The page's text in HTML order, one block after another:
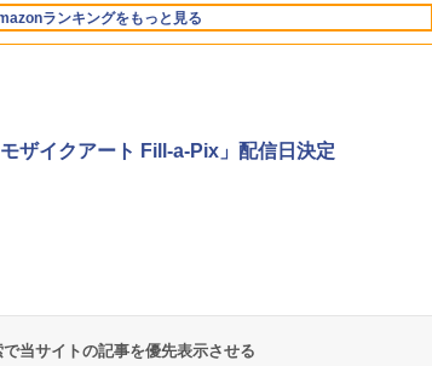
却 静音 JYS-P5227-V3
送料無料
離】二振りの剣、十翼
より来たる！スタジオ
ランキングをもっと見る
ザイクアート Fill-a-Pix」配信日決定
当サイトの記事を優先表示させる